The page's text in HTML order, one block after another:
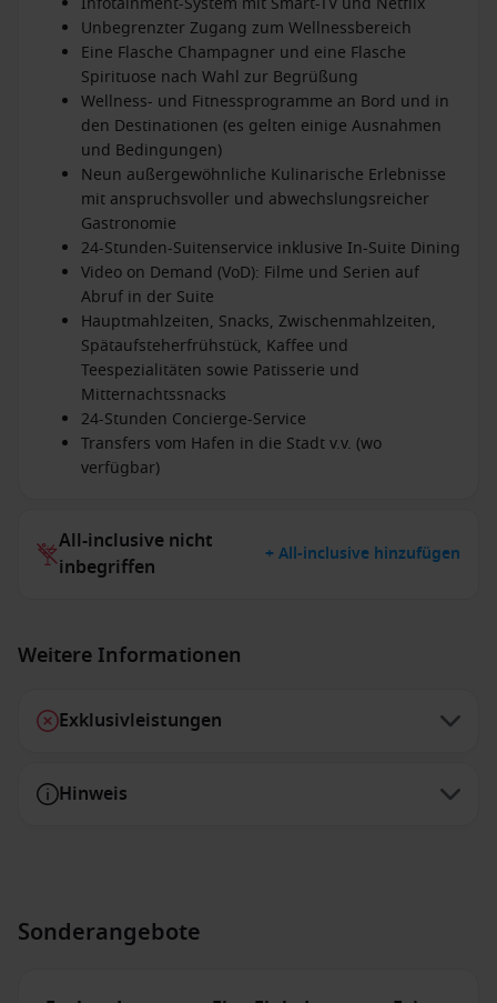
Unbegrenzter Zugang zum Wellnessbereich
Eine Flasche Champagner und eine Flasche
Spirituose nach Wahl zur Begrüßung
Wellness- und Fitnessprogramme an Bord und in
den Destinationen (es gelten einige Ausnahmen
und Bedingungen)
Neun außergewöhnliche Kulinarische Erlebnisse
mit anspruchsvoller und abwechslungsreicher
Gastronomie
24-Stunden-Suitenservice inklusive In-Suite Dining
Video on Demand (VoD): Filme und Serien auf
Abruf in der Suite
Hauptmahlzeiten, Snacks, Zwischenmahlzeiten,
Spätaufsteherfrühstück, Kaffee und
Teespezialitäten sowie Patisserie und
Mitternachtssnacks
24-Stunden Concierge-Service
Transfers vom Hafen in die Stadt v.v. (wo
verfügbar)
All-inclusive nicht
inbegriffen
+ All-inclusive hinzufügen
Weitere Informationen
Exklusivleistungen
Hinweis
Sonderangebote